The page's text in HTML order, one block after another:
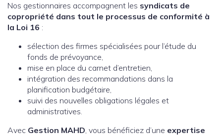
Nos gestionnaires accompagnent les syndicats de
copropriété dans tout le processus de conformité à
la Loi 16 :
sélection des firmes spécialisées pour l’étude du
fonds de prévoyance,
mise en place du carnet d’entretien,
intégration des recommandations dans la
planification budgétaire,
suivi des nouvelles obligations légales et
administratives.
Avec Gestion MAHD, vous bénéficiez d’une expertise